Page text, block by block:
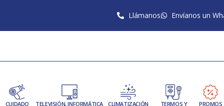
Llámanos Envíanos un
CUIDADO
TELEVISIÓN, INFORMÁTICA
CLIMATIZACIÓN
TERMOS Y
PROMOS